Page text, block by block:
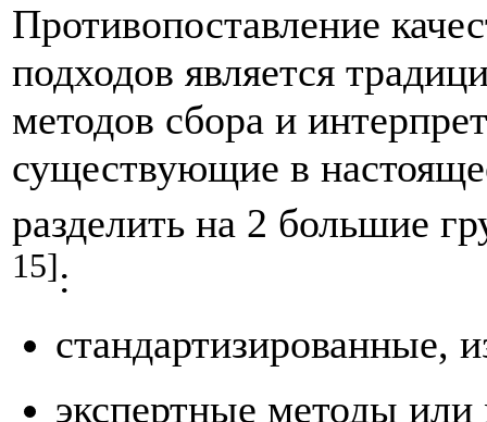
Противопоставление
подходов является
методов сбора и
существующие в
разделить на 2 большие
15]:
стандартизированные,
экспертные методы